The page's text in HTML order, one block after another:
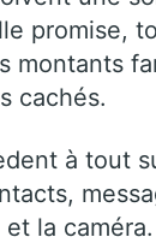
promise,
montants
cachés.
à tout
la